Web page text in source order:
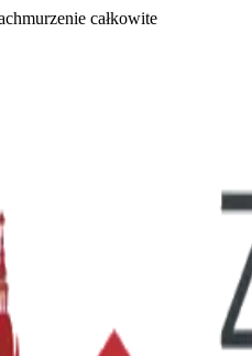
całkowite